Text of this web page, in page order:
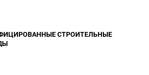
СТРОИТЕЛЬНЫЕ